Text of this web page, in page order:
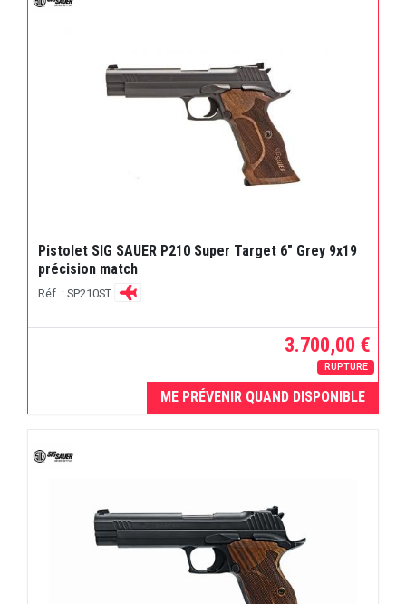
Pistolet SIG SAUER P210 Super Target 6" Grey 9x19
précision match
Réf. : SP210ST
3.700,00 €
RUPTURE
ME PRÉVENIR QUAND DISPONIBLE